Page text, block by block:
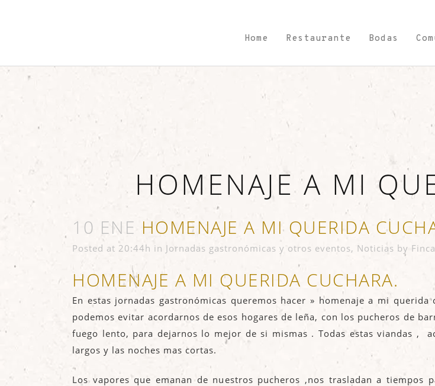
Home Restaurante Bodas
HOMENAJE A MI
10 ENE HOMENAJE A MI QUERIDA
Posted at 20:44h in Jornadas gastronómicas y otros eventos, Noticias by
HOMENAJE A MI QUERIDA CUCHARA.
En estas jornadas gastronómicas queremos hacer » homenaje a mi
podemos evitar acordarnos de esos hogares de leña, con los pucheros de
fuego lento, para dejarnos lo mejor de si mismas . Todas estas viandas ,
largos y las noches mas cortas.
Los vapores que emanan de nuestros pucheros ,nos trasladan a tiempos